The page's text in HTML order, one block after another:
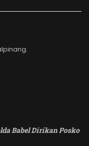
Babel Dirikan Posko